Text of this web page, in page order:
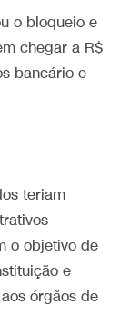
o bloqueio e
chegar a R$
bancário e
teriam
o objetivo de
e
órgãos de